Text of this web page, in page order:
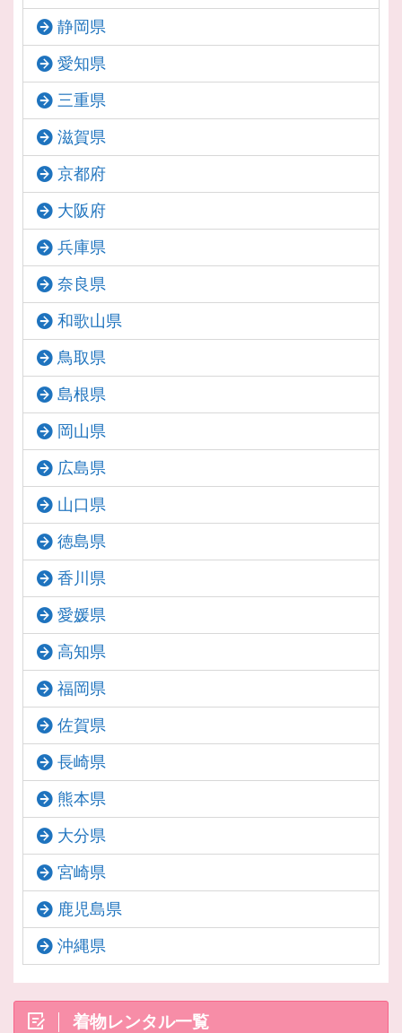
静岡県
愛知県
三重県
滋賀県
京都府
大阪府
兵庫県
奈良県
和歌山県
鳥取県
島根県
岡山県
広島県
山口県
徳島県
香川県
愛媛県
高知県
福岡県
佐賀県
長崎県
熊本県
大分県
宮崎県
鹿児島県
沖縄県
着物レンタル一覧